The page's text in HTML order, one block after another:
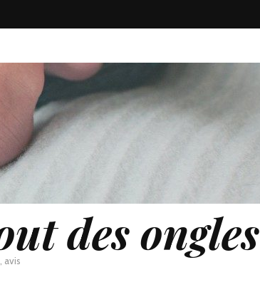
des ongles
avis